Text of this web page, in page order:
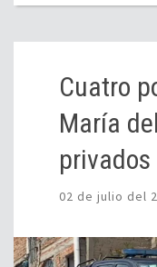
Cuatro
María
02 de julio del